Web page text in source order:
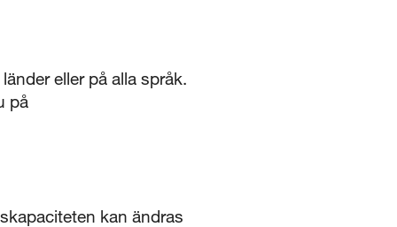
eller på alla språk.
på
kan ändras